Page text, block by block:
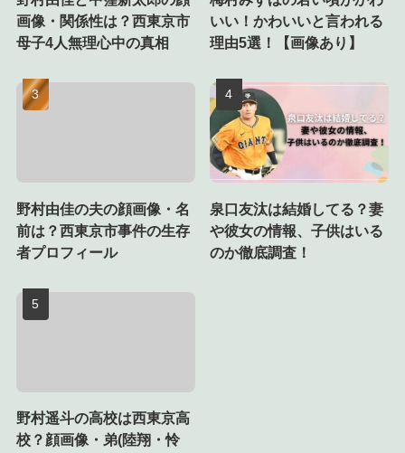
画像・関係性は？西東京市
母子4人無理心中の真相
いい！かわいいと言われる
理由5選！【画像あり】
野村由佳の夫の顔画像・名
前は？西東京市事件の生存
者プロフィール
泉口友汰は結婚してる？妻
や彼女の情報、子供はいる
のか徹底調査！
野村遥斗の高校は西東京高
校？顔画像・弟(陸翔・怜